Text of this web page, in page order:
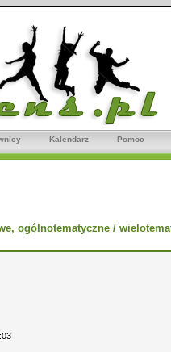
Kalendarz Pomoc
ogólnotematyczne /